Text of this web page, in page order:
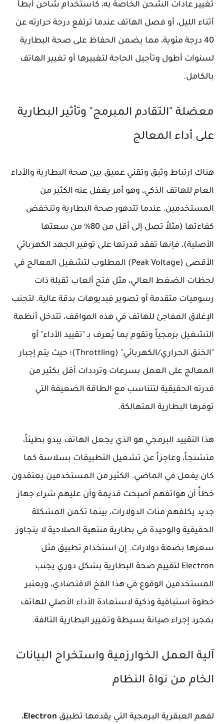
تغيير عادات الشحن الخاصة به، كاستخدام شاحن أبطأ
أثناء الليل، أو فصل الهاتف عندما ترتفع درجة حرارته عن
40 درجة مئوية، مما يضمن الحفاظ على صحة البطارية
لسنوات أطول وتأجيل الحاجة لتغييرها أو تغيير الهاتف
بالكامل.
معضلة "التقادم المبرمج" وتأثير البطارية
على أداء المعالج
هناك ارتباط وثيق وتقني عميق بين صحة البطارية والأداء
العام للهاتف الذكي، وهو أمر يغفل عنه الكثير من
المستخدمين. عندما تتدهور صحة البطارية وتنخفض
كفاءتها (مثلاً تصل إلى أقل من 80% من سعتها
الأصلية)، فإنها تفقد قدرتها على توفير الجهد الكهربائي
الأقصى (Peak Voltage) المطلوب لتشغيل المعالج في
لحظات الضغط العالي، مثل فتح ألعاب ثقيلة ذات
رسوميات متقدمة أو تصوير فيديوهات بدقة عالية. لتجنب
الإغلاق المفاجئ للهاتف في هذه المواقف، تتدخل أنظمة
التشغيل برمجياً وتقوم بما يُعرف بـ "تقييد الأداء" أو
"الخنق الحراري/الكهربائي" (Throttling)؛ حيث يتم إجبار
المعالج على العمل بسرعات وترددات أقل بكثير من
قدرته الحقيقية لتتناسب مع الطاقة الضعيفة التي
توفرها البطارية المتهالكة.
هذا التقييد البرمجي هو الذي يجعل الهاتف يبدو بطيئاً،
متشنجاً، وعاجزاً عن تشغيل التطبيقات بسلاسة كما
كان يفعل في الماضي. الكثير من المستخدمين يعتقدون
خطأً أن هواتفهم أصبحت قديمة وأن عليهم شراء جهاز
جديد يكلفهم مئات الدولارات، بينما تكمن المشكلة
الحقيقية والوحيدة في بطارية منتهية الصلاحية لا يتجاوز
سعرها بضعة دولارات. إن استخدام تطبيق مثل
Electron لتقييم صحة البطارية بشكل دوري يجنب
المستخدمين الوقوع في هذا الفخ الاقتصادي، ويعتبر
خطوة استباقية وذكية لاستعادة الأداء الأصلي للهاتف
بمجرد إجراء صيانة بسيطة وتغيير البطارية التالفة.
آلية العمل الخوارزمية واستخراج البيانات
الخام من نواة النظام
لفهم العبقرية البرمجية التي يقدمها تطبيق Electron،